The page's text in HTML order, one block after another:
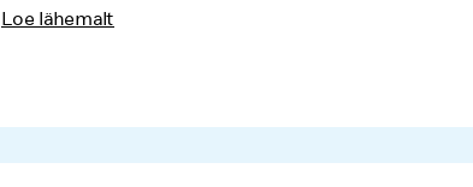
Loe lähemalt